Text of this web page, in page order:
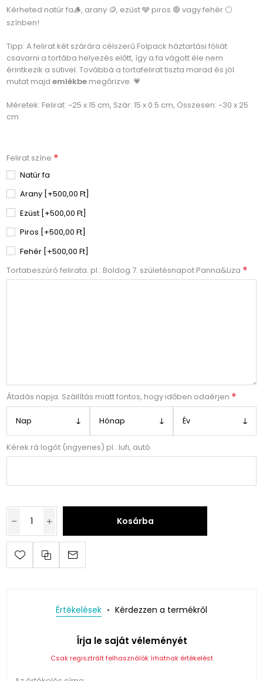
Kérheted natúr fa🪵, arany 🪙, ezüst 🩶 piros 🔴 vagy fehér ⚪
színben!
Tipp: A felirat két szárára célszerű Folpack háztartási fóliát
csavarni a tortába helyezés előtt, így a fa vágott éle nem
érintkezik a sütivel. Továbbá a tortafelirat tiszta marad és jól
mutat majdemlékbe megőrizve. 💗
Méretek: Felirat: ~25 x 15 cm, Szár: 15 x 0.5 cm, Összesen: ~30 x 25
cm
Felirat színe *
Natúr fa
Arany [+500,00 Ft]
Ezüst [+500,00 Ft]
Piros [+500,00 Ft]
Fehér [+500,00 Ft]
Tortabeszúró felirata. pl.: Boldog 7. születésnapot Panna&Liza *
Átadás napja. Szállítás miatt fontos, hogy időben odaérjen *
Kérek rá logót (ingyenes) pl.: lufi, autó
Kosárba
Értékelések Kérdezzen a termékről
Írja le saját véleményét
Csak regisztrált felhasználók írhatnak értékelést